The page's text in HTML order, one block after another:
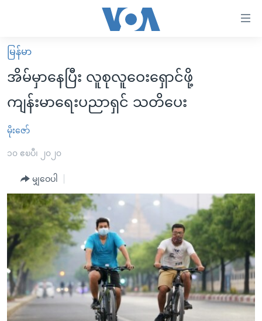
လွယ်ကူ
စေ
သည့်
Link
များ
ပင်မ
ကျော်
ကြည့်
ရန်
ပင်မ
အ
ညွန်း
စာမျက်နှာ
သို့
မူလစာမျက်နှာ
မြန်မာ
ကမ္ဘာ့သတင်းများ
နိုင်ငံတကာ
အစ္စရေး-ပါလက်စတိုင်း
ဗွီဒီယို
အင်္ဂလိပ်စာလေ့လာမယ်
အမေရိကန်သုံးအီဒီယံ
မကြေးမုံရဲ့ အင်္ဂလိပ်စာ
ရုပ်ရှင်ထဲက အင်္ဂလိပ်စာ
သုတပဒေသာ အင်္ဂလိပ်စာ
အပတ်စဉ်ကဏ္ဍများ
ရေဒီယို
တီဗွီ
ရေဒီယိုနှင့်ရုပ်သံ အချက်အလက်များ
ရေဒီယို/တီဗွီအစီအစဉ်
Learning English
ဗွီအိုအေ လူမှုကွန်ယက်များ
မြန်မာ
အိမ်မှာနေပြီး လူစုလူဝေးရှောင်ဖို့
ကျန်းမာရေးပညာရှင် သတိပေး
မိုးဇော်
၁၀ ဧၿပီ၊ ၂၀၂၀
မျှဝေပါ